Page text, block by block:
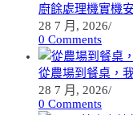
廚餘處理機實機
28 7 月, 2026/
0 Comments
從農場到餐桌，
28 7 月, 2026/
0 Comments